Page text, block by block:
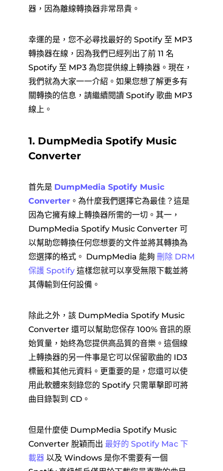
器，因為離線轉換器非常昂貴。
幸運的是，您不必尋找最好的 Spotify 至 MP3
轉換器在線，因為我們已經列出了前 11 名
Spotify 至 MP3 為您提供線上轉換器。現在，
我們就為大家一一介紹。如果您想了解更多有
關轉換的信息，請繼續閱讀 Spotify 歌曲 MP3
線上。
1. DumpMedia Spotify Music
Converter
首先是 DumpMedia Spotify Music
Converter。為什麼我們選擇它為最佳？這是
因為它擁有線上轉換器所需的一切。其一，
DumpMedia Spotify Music Converter 可
以幫助您轉換任何您想要的文件並將其轉換為
您選擇的格式。 DumpMedia 能夠 刪除 DRM
保護 Spotify這樣您就可以享受無限下載並將
其傳輸到任何設備。
除此之外，該 DumpMedia Spotify Music
Converter 還可以幫助您保存 100% 音訊的原
始質量，始終為您提供高品質的音樂。這個線
上轉換器的另一件事是它可以保留歌曲的 ID3
標籤和其他元資料。更重要的是，您還可以使
用此軟體來刻錄您的 Spotify 只需單擊即可將
曲目錄製到 CD。
但是什麼使 DumpMedia Spotify Music
Converter 脫穎而出 最好的 Spotify Mac 下
載器以及 Windows 是你不需要有一個